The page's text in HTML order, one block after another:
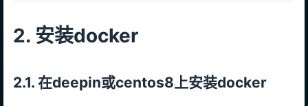
2. 安装docker
2.1. 在deepin或centos8上安装docker